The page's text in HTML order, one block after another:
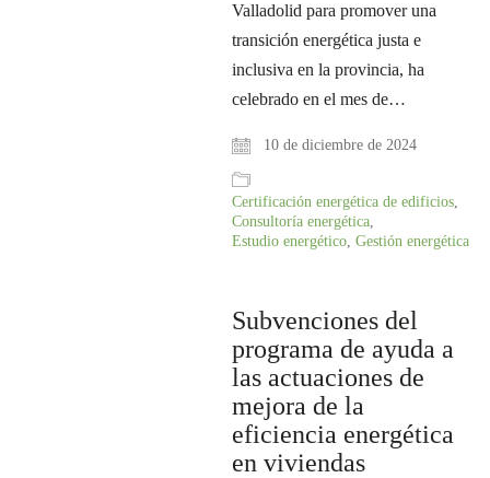
Valladolid para promover una
transición energética justa e
inclusiva en la provincia, ha
celebrado en el mes de…
10 de diciembre de 2024
Certificación energética de edificios,
Consultoría energética,
Estudio energético,Gestión energética
Subvenciones del
programa de ayuda a
las actuaciones de
mejora de la
eficiencia energética
en viviendas